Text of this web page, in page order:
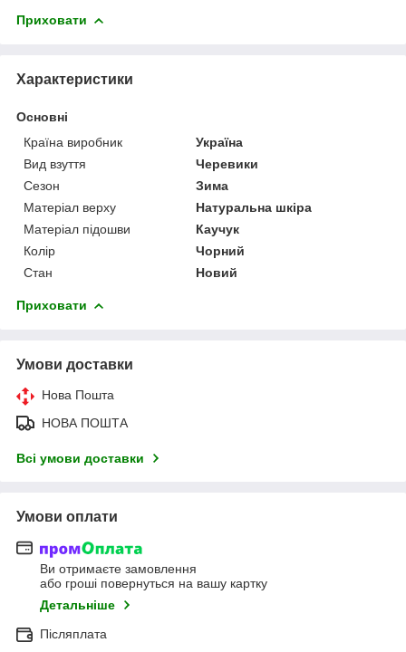
Приховати
Характеристики
Основні
Країна виробник
Україна
Вид взуття
Черевики
Сезон
Зима
Матеріал верху
Натуральна шкіра
Матеріал підошви
Каучук
Колір
Чорний
Стан
Новий
Приховати
Умови доставки
Нова Пошта
НОВА ПОШТА
Всі умови доставки
Умови оплати
Ви отримаєте замовлення
або гроші повернуться на вашу картку
Детальніше
Післяплата